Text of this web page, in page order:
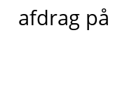
afdrag på